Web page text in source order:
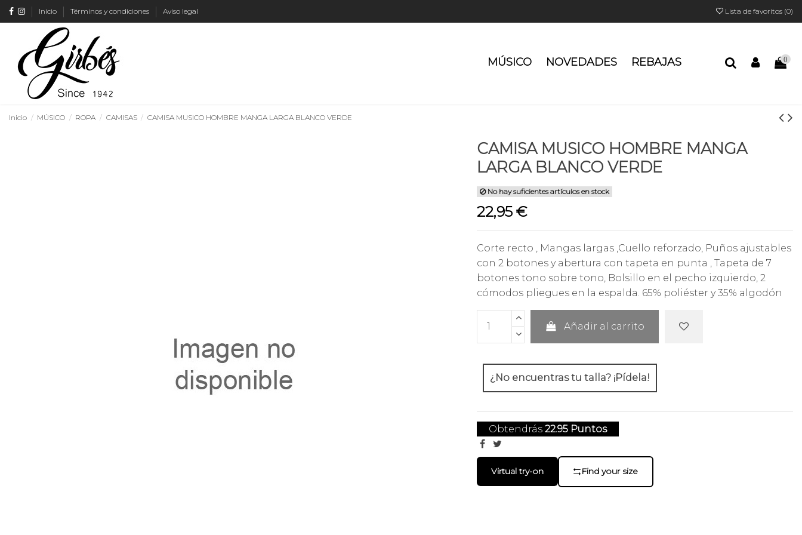
Inicio Términos y condiciones Aviso legal Lista de favoritos (0)
MÚSICO NOVEDADES REBAJAS 0
Inicio MÚSICO ROPA CAMISAS CAMISA MUSICO HOMBRE MANGA LARGA BLANCO VERDE
CAMISA MUSICO HOMBRE MANGA
LARGA BLANCO VERDE
No hay suficientes artículos en stock
22,95 €
Corte recto , Mangas largas ,Cuello reforzado, Puños ajustables
con 2 botones y abertura con tapeta en punta , Tapeta de 7
botones tono sobre tono, Bolsillo en el pecho izquierdo, 2
cómodos pliegues en la espalda. 65% poliéster y 35% algodón
Añadir al carrito
¿No encuentras tu talla? ¡Pídela!
Obtendrás 22.95 Puntos
Virtual try-on Find your size